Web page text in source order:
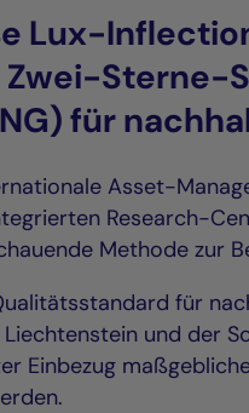
Lux-
Sterne-
für
Asset-
Research-
Methode zur
für
und der
Einbezug